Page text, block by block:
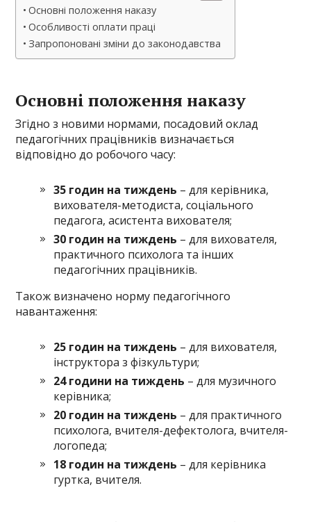
Основні положення наказу
Особливості оплати праці
Запропоновані зміни до законодавства
Основні положення наказу
Згідно з новими нормами, посадовий оклад
педагогічних працівників визначається
відповідно до робочого часу:
35 годин на тиждень – для керівника,
вихователя-методиста, соціального
педагога, асистента вихователя;
30 годин на тиждень – для вихователя,
практичного психолога та інших
педагогічних працівників.
Також визначено норму педагогічного
навантаження:
25 годин на тиждень – для вихователя,
інструктора з фізкультури;
24 години на тиждень – для музичного
керівника;
20 годин на тиждень – для практичного
психолога, вчителя-дефектолога, вчителя-
логопеда;
18 годин на тиждень – для керівника
гуртка, вчителя.